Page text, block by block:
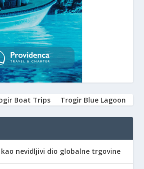
Boat Trips Trogir Blue Lagoon
nevidljivi dio globalne trgovine